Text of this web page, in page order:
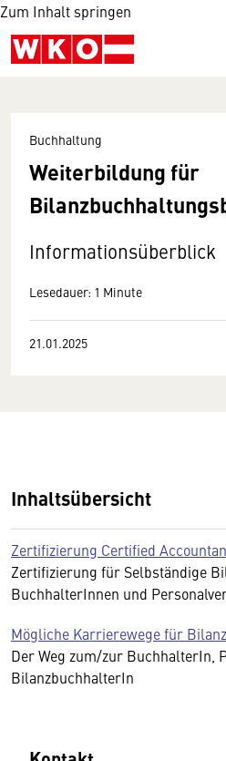
Zum Inhalt springen
Buchhaltung
Weiterbildung für
Informationsüberblick
Lesedauer: 1 Minute
21.01.2025
Inhaltsübersicht
Zertifizierung Certified
Zertifizierung für Selbständige
BuchhalterInnen und
Mögliche Karrierewege für
Der Weg zum/zur BuchhalterIn,
BilanzbuchhalterIn